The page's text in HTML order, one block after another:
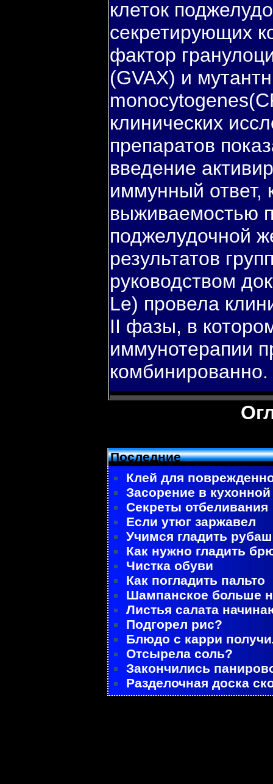
клеток
секретирующих
фактор
(GVAX) и
клинических
препаратов
введение
иммунный ответ,
выживаемостью
поджелудочной
результатов
руководством
Le) провела
II фазы, в
иммунотерапии
комбинированно.
Последние
Клей для
Засорение в
Секреты отбеливания
Если утюг заржавел
Учимся гладить
Как нужно гладить
Чистка обуви
Как погладить пальто
Шампанское больше
Листья салата
Подгорел рис?
Блюдо с карри
Отсырела соль?
Закончились
Разделочная доска